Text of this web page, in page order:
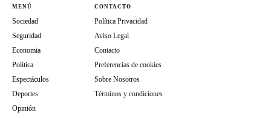
MENÚ
Sociedad
Seguridad
Economia
Política
Espectáculos
Deportes
Opinión
CONTACTO
Política Privacidad
Aviso Legal
Contacto
Preferencias de cookies
Sobre Nosotros
Términos y condiciones